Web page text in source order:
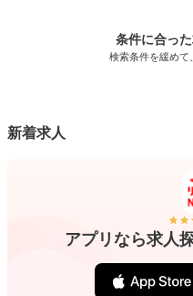
条件に合っ
検索条件を緩めて
新着求人
アプリなら求人